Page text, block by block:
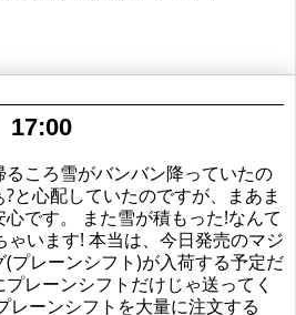
17:00
ころ雪がバンバン降っていたの
と心配していたのですが、まあま
です。 また雪が積もった!なんて
ゃいます! 本当は、今日発売のマジ
プレーンシフト)が入荷する予定だ
レーンシフトだけじゃ送ってく
レーンシフトを大量に注文する